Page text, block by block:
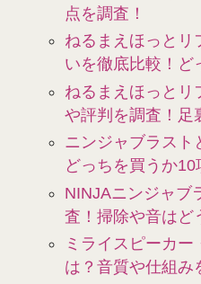
点を調査！
ねるまえほっとリ
いを徹底比較！ど
ねるまえほっとリ
や評判を調査！足
ニンジャブラスト
どっちを買うか10
NINJAニンジャブ
査！掃除や音はど
ミライスピーカー
は？音質や仕組み